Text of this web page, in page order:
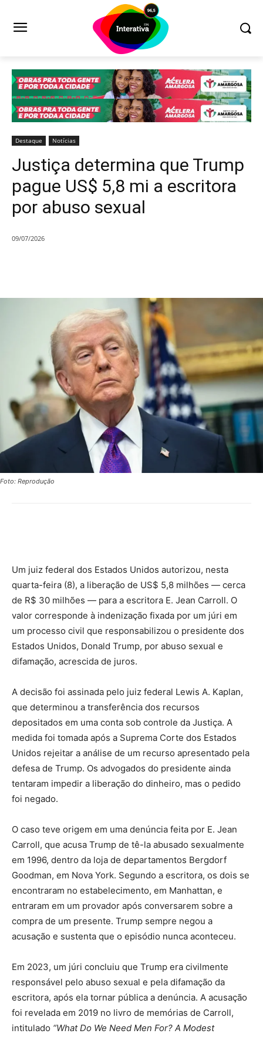
Destaque Notícias
Justiça determina que Trump
pague US$ 5,8 mi a escritora
por abuso sexual
09/07/2026
Foto: Reprodução
Um juiz federal dos Estados Unidos autorizou, nesta
quarta-feira (8), a liberação de US$ 5,8 milhões — cerca
de R$ 30 milhões — para a escritora E. Jean Carroll. O
valor corresponde à indenização fixada por um júri em
um processo civil que responsabilizou o presidente dos
Estados Unidos, Donald Trump, por abuso sexual e
difamação, acrescida de juros.
A decisão foi assinada pelo juiz federal Lewis A. Kaplan,
que determinou a transferência dos recursos
depositados em uma conta sob controle da Justiça. A
medida foi tomada após a Suprema Corte dos Estados
Unidos rejeitar a análise de um recurso apresentado pela
defesa de Trump. Os advogados do presidente ainda
tentaram impedir a liberação do dinheiro, mas o pedido
foi negado.
O caso teve origem em uma denúncia feita por E. Jean
Carroll, que acusa Trump de tê-la abusado sexualmente
em 1996, dentro da loja de departamentos Bergdorf
Goodman, em Nova York. Segundo a escritora, os dois se
encontraram no estabelecimento, em Manhattan, e
entraram em um provador após conversarem sobre a
compra de um presente. Trump sempre negou a
acusação e sustenta que o episódio nunca aconteceu.
Em 2023, um júri concluiu que Trump era civilmente
responsável pelo abuso sexual e pela difamação da
escritora, após ela tornar pública a denúncia. A acusação
foi revelada em 2019 no livro de memórias de Carroll,
intitulado “What Do We Need Men For? A Modest